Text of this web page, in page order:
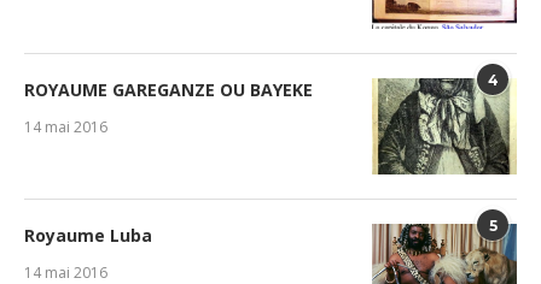
4
ROYAUME GAREGANZE OU BAYEKE
14 mai 2016
5
Royaume Luba
14 mai 2016